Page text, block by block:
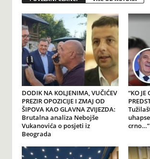
DODIK NA KOLJENIMA, VUČIĆEV
PREZIR OPOZICIJE I ZMAJ OD
ŠIPOVA KAO GLAVNA ZVIJEZDA:
Brutalna analiza Nebojše
Vukanovića o posjeti iz
Beograda
“KO JE
crno…”